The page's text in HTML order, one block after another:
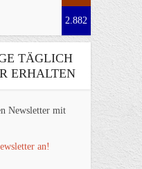
2.882
TÄGLICH
ERHALTEN
Newsletter mit
an!